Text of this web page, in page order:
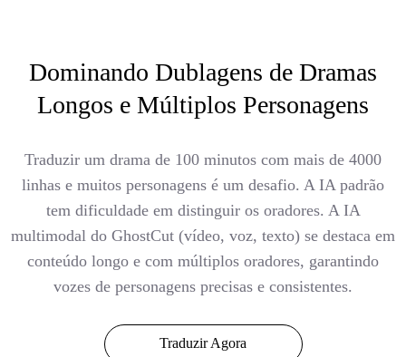
Dominando Dublagens de Dramas
Longos e Múltiplos Personagens
Traduzir um drama de 100 minutos com mais de 4000
linhas e muitos personagens é um desafio. A IA padrão
tem dificuldade em distinguir os oradores. A IA
multimodal do GhostCut (vídeo, voz, texto) se destaca em
conteúdo longo e com múltiplos oradores, garantindo
vozes de personagens precisas e consistentes.
Traduzir Agora